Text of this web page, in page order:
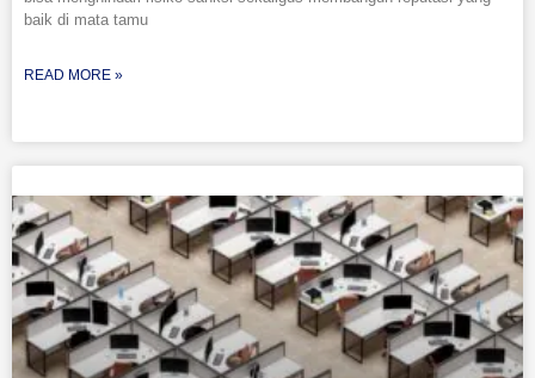
baik di mata tamu
READ MORE »